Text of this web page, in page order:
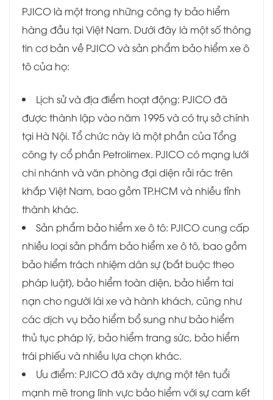
PJICO là một trong những công ty bảo hiểm
hàng đầu tại Việt Nam. Dưới đây là một số thông
tin cơ bản về PJICO và sản phẩm bảo hiểm xe ô
tô của họ:
Lịch sử và địa điểm hoạt động: PJICO đã
được thành lập vào năm 1995 và có trụ sở chính
tại Hà Nội. Tổ chức này là một phần của Tổng
công ty cổ phần Petrolimex. PJICO có mạng lưới
chi nhánh và văn phòng đại diện rải rác trên
khắp Việt Nam, bao gồm TP.HCM và nhiều tỉnh
thành khác.
Sản phẩm bảo hiểm xe ô tô: PJICO cung cấp
nhiều loại sản phẩm bảo hiểm xe ô tô, bao gồm
bảo hiểm trách nhiệm dân sự (bắt buộc theo
pháp luật), bảo hiểm toàn diện, bảo hiểm tai
nạn cho người lái xe và hành khách, cũng như
các dịch vụ bảo hiểm bổ sung như bảo hiểm
thủ tục pháp lý, bảo hiểm trang sức, bảo hiểm
trái phiếu và nhiều lựa chọn khác.
Ưu điểm: PJICO đã xây dựng một tên tuổi
mạnh mẽ trong lĩnh vực bảo hiểm với sự cam kết